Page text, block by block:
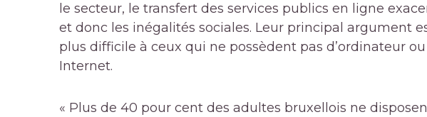
le secteur, le transfert des services publics en ligne
et donc les inégalités sociales. Leur principal argument
plus difficile à ceux qui ne possèdent pas d’ordinateur
Internet.
« Plus de 40 pour cent des adultes bruxellois ne